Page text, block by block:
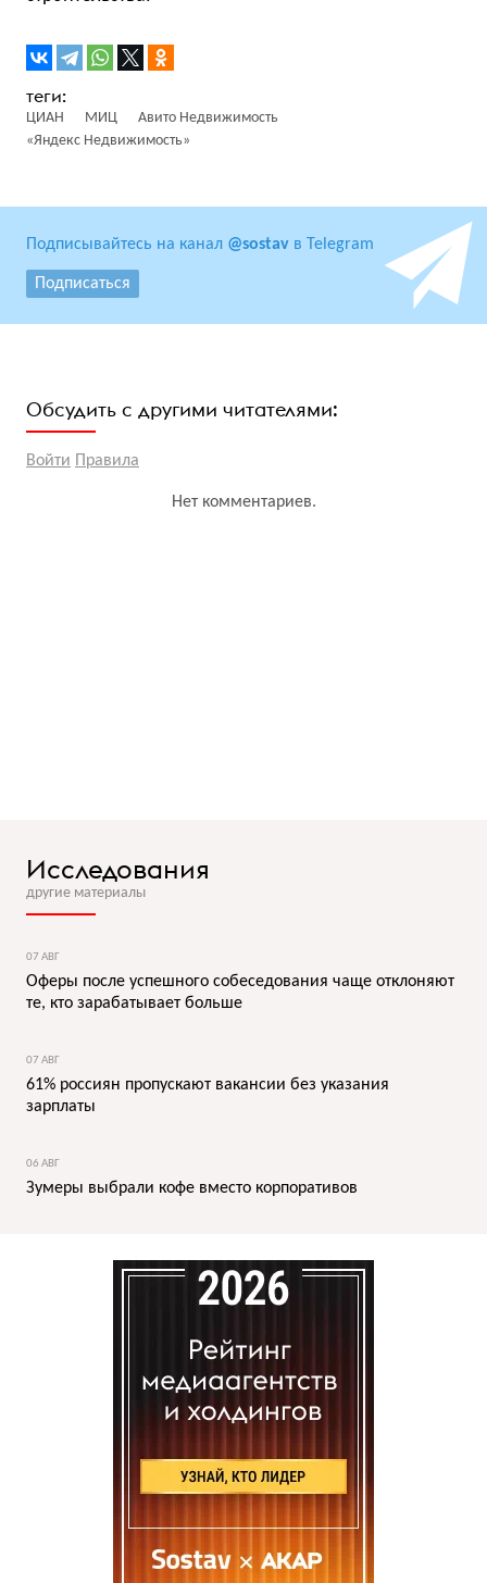
ЦИАН МИЦ
Авито Недвижимость
«Яндекс Недвижимость»
Подписывайтесь на канал @sostav в Telegram
Подписаться
Обсудить с другими читателями:
Войти Правила
Нет комментариев.
Исследования
другие материалы
07 АВГ
Оферы после успешного собеседования чаще отклоняют
те, кто зарабатывает больше
07 АВГ
61% россиян пропускают вакансии без указания
зарплаты
06 АВГ
Зумеры выбрали кофе вместо корпоративов